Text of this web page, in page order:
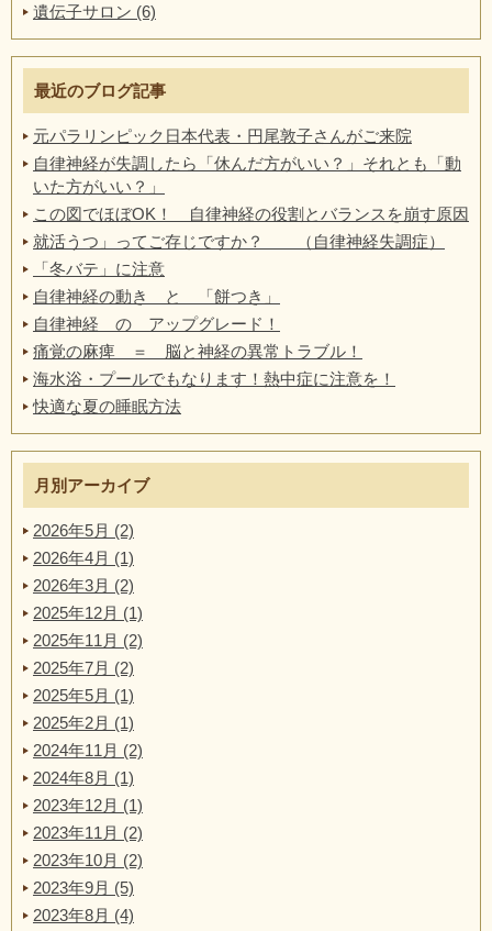
遺伝子サロン (6)
最近のブログ記事
元パラリンピック日本代表・円尾敦子さんがご来院
自律神経が失調したら「休んだ方がいい？」それとも「動
いた方がいい？」
この図でほぼOK！ 自律神経の役割とバランスを崩す原因
就活うつ」ってご存じですか？ （自律神経失調症）
「冬バテ」に注意
自律神経の動き と 「餅つき」
自律神経 の アップグレード！
痛覚の麻痺 ＝ 脳と神経の異常トラブル！
海水浴・プールでもなります！熱中症に注意を！
快適な夏の睡眠方法
月別アーカイブ
2026年5月 (2)
2026年4月 (1)
2026年3月 (2)
2025年12月 (1)
2025年11月 (2)
2025年7月 (2)
2025年5月 (1)
2025年2月 (1)
2024年11月 (2)
2024年8月 (1)
2023年12月 (1)
2023年11月 (2)
2023年10月 (2)
2023年9月 (5)
2023年8月 (4)